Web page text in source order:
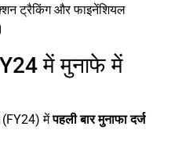
ट्रैकिंग और फाइनेंशियल
में मुनाफे में
(FY24) मेंपहली बार मुनाफा दर्ज